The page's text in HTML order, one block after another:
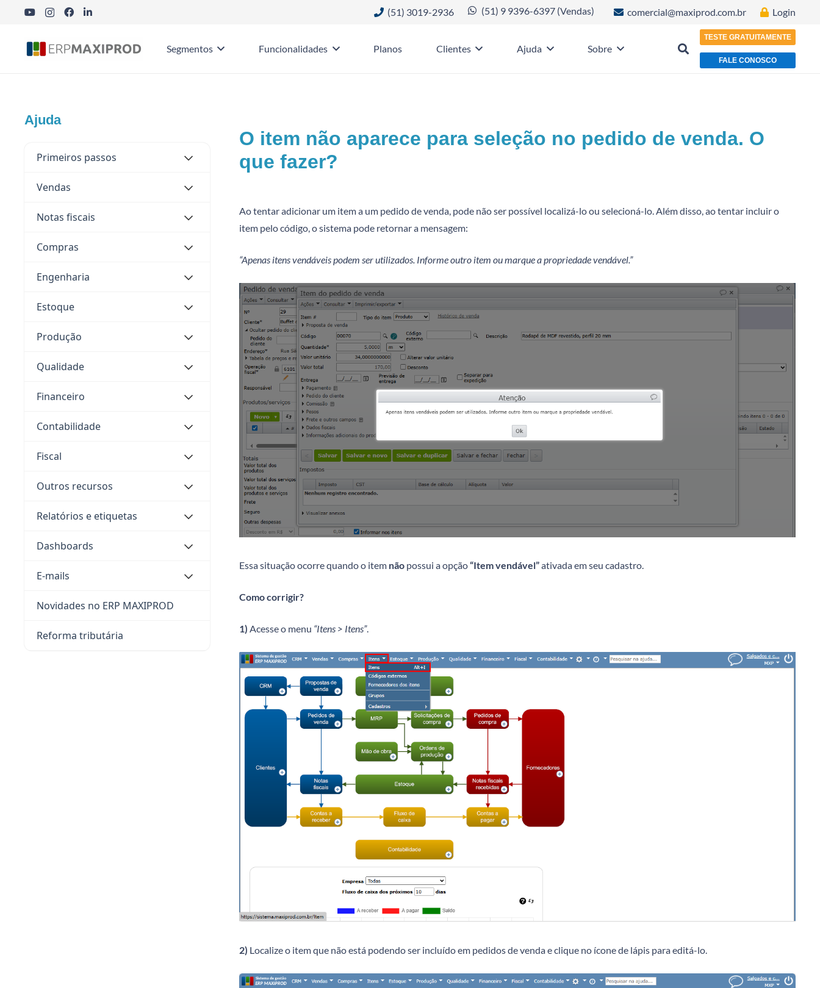
(51) 3019-2936 (51) 9 9396-6397 (Vendas) comercial@maxiprod.com.br Login
Segmentos Funcionalidades Planos Clientes Ajuda Sobre
TESTE GRATUITAMENTE
FALE CONOSCO
Ajuda
Primeiros passos
Vendas
Notas fiscais
Compras
Engenharia
Estoque
Produção
Qualidade
Financeiro
Contabilidade
Fiscal
Outros recursos
Relatórios e etiquetas
Dashboards
E-mails
Novidades no ERP MAXIPROD
Reforma tributária
O item não aparece para seleção no pedido de venda. O
que fazer?
Ao tentar adicionar um item a um pedido de venda, pode não ser possível localizá-lo ou selecioná-lo. Além disso, ao tentar incluir o
item pelo código, o sistema pode retornar a mensagem:
“Apenas itens vendáveis podem ser utilizados. Informe outro item ou marque a propriedade vendável.”
Essa situação ocorre quando o item não possui a opção“Item vendável”ativada em seu cadastro.
Como corrigir?
1) Acesse o menu “Itens > Itens”.
2) Localize o item que não está podendo ser incluído em pedidos de venda e clique no ícone de lápis para editá-lo.